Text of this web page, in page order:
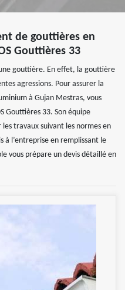
de gouttières en
Gouttières 33
gouttière. En effet, la gouttière
agressions. Pour assurer la
à Gujan Mestras, vous
Gouttières 33. Son équipe
travaux suivant les normes en
à l’entreprise en remplissant le
vous prépare un devis détaillé en